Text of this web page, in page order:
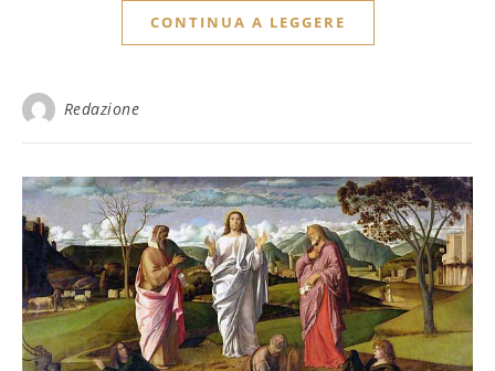
CONTINUA A LEGGERE
Redazione